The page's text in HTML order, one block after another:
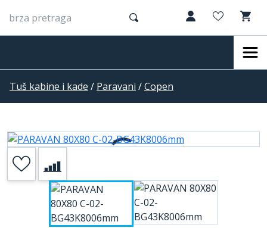
Tuš kabine i kade / Paravani /Copen